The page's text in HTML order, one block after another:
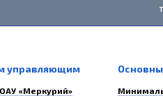
управляющим
«Меркурий»